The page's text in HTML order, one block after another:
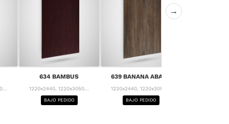
634 BAMBUS
1220x2440, 1220x3050...
BAJO PEDIDO
639 BANANA ABACA
1220x2440, 1220x3050...
BAJO PEDIDO
→